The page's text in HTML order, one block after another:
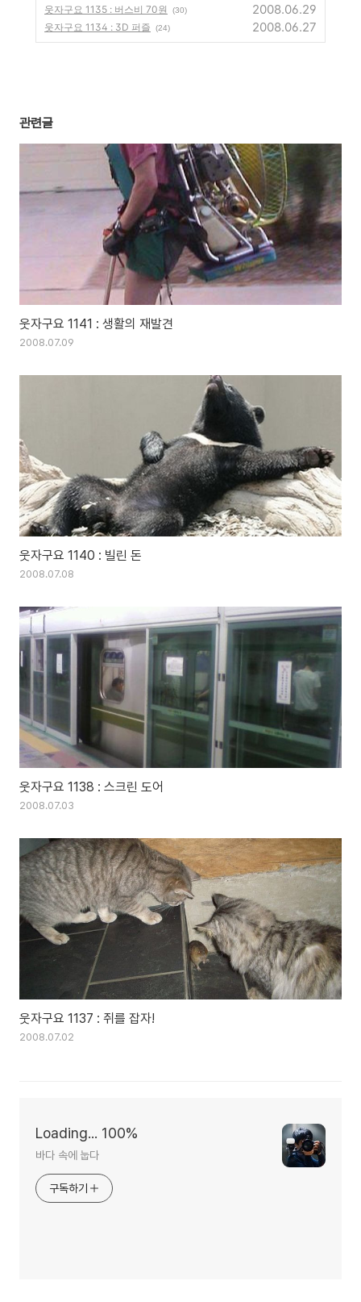
웃자구요 1135 : 버스비 70원 (30) 2008.06.29
웃자구요 1134 : 3D 퍼즐 (24) 2008.06.27
관련글
웃자구요 1141 : 생활의 재발견
2008.07.09
웃자구요 1140 : 빌린 돈
2008.07.08
웃자구요 1138 : 스크린 도어
2008.07.03
웃자구요 1137 : 쥐를 잡자!
2008.07.02
Loading... 100%
바다 속에 눕다
구독하기